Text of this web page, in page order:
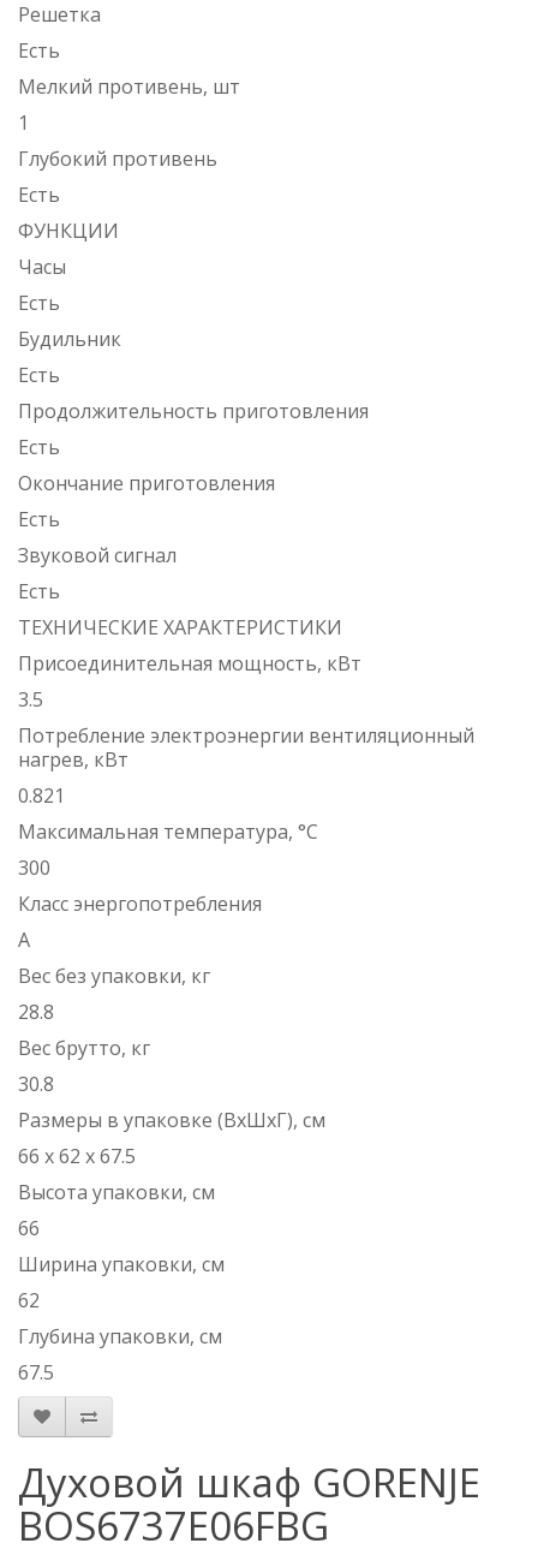
Решетка
Есть
Мелкий противень, шт
1
Глубокий противень
Есть
ФУНКЦИИ
Часы
Есть
Будильник
Есть
Продолжительность приготовления
Есть
Окончание приготовления
Есть
Звуковой сигнал
Есть
ТЕХНИЧЕСКИЕ ХАРАКТЕРИСТИКИ
Присоединительная мощность, кВт
3.5
Потребление электроэнергии вентиляционный
нагрев, кВт
0.821
Максимальная температура, °С
300
Класс энергопотребления
А
Вес без упаковки, кг
28.8
Вес брутто, кг
30.8
Размеры в упаковке (ВxШxГ), см
66 х 62 х 67.5
Высота упаковки, см
66
Ширина упаковки, см
62
Глубина упаковки, см
67.5
Духовой шкаф GORENJE
BOS6737E06FBG